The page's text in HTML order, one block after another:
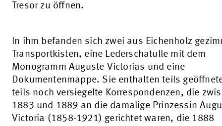
Tresor zu öffnen.
In ihm befanden sich zwei aus Eichenholz
Transportkisten, eine Lederschatulle mit dem
Monogramm Auguste Victorias und eine
Dokumentenmappe. Sie enthalten teils
teils noch versiegelte Korrespondenzen, die
1883 und 1889 an die damalige Prinzessin
Victoria (1858-1921) gerichtet waren, die 1888